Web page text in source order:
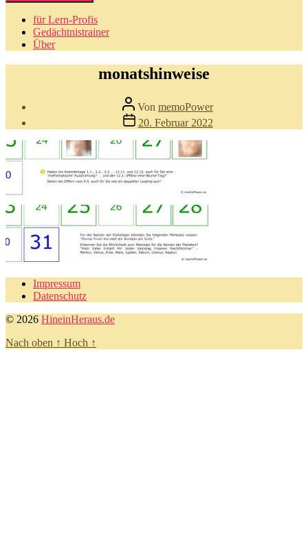
für Lern-Profis
Gedächtnistrainer
Über
monatshinweise
Beitragsautor
Von memoPower
Beitragsdatum
20. Februar 2022
Impressum
Datenschutz
© 2026 HineinHeraus.de
Nach oben ↑ Hoch ↑